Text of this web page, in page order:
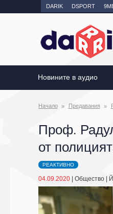
DARIK DSPORT
Новините в аудио
Проф.
от
Начало Предавания
РЕАКТИВНО
04.09.2020| Общество|